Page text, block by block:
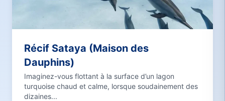
Récif Sataya (Maison des
Dauphins)
Imaginez-vous flottant à la surface d’un lagon
turquoise chaud et calme, lorsque soudainement des
dizaines...